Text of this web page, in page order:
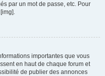
par un mot de passe, etc. Pour
importantes que vous
en haut de chaque forum et
de publier des annonces